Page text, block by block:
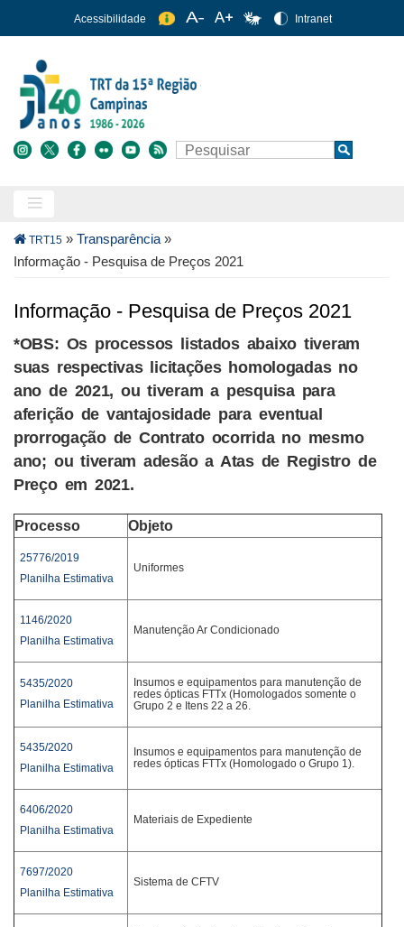
para
conteúdo
principal
Acessibilidade Intranet
Buscar Search
Trilha
de
TRT15 » Transparência »
Informação - Pesquisa de Preços 2021
Informação - Pesquisa de Preços 2021
*OBS: Os processos listados abaixo tiveram
suas respectivas licitações homologadas no
ano de 2021, ou tiveram a pesquisa para
aferição de vantajosidade para eventual
prorrogação de Contrato ocorrida no mesmo
ano; ou tiveram adesão a Atas de Registro de
Preço em 2021.
Processo Objeto
25776/2019
Planilha Estimativa
Uniformes
1146/2020
Planilha Estimativa
Manutenção Ar Condicionado
5435/2020
Planilha Estimativa
Insumos e equipamentos para manutenção de
redes ópticas FTTx (Homologados somente o
Grupo 2 e Itens 22 a 26.
5435/2020
Planilha Estimativa
Insumos e equipamentos para manutenção de
redes ópticas FTTx (Homologado o Grupo 1).
6406/2020
Planilha Estimativa
Materiais de Expediente
7697/2020
Planilha Estimativa
Sistema de CFTV